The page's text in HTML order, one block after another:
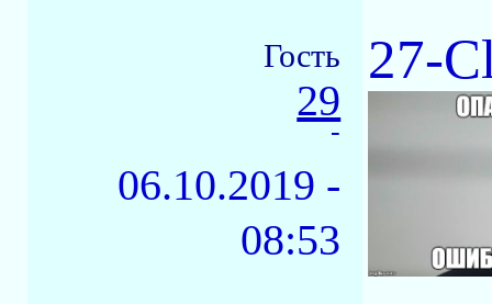
Гость
29
-
06.10.2019 -
08:53
27-